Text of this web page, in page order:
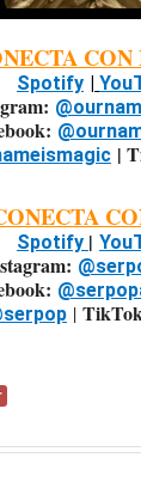
Spotify |
|
Spotify |
|